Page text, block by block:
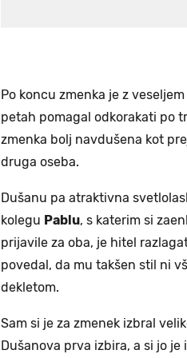
Po koncu zmenka je z
petah pomagal odkorakati po
zmenka bolj navdušena kot
druga oseba.
Dušanu pa atraktivna
kolegu Pablu, s katerim si
prijavile za oba, je hitel
povedal, da mu takšen stil ni
dekletom.
Sam si je za zmenek izbral
Dušanova prva izbira, a si jo